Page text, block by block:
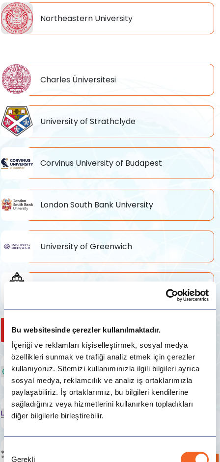
Bu websitesinde çerezler kullanılmaktadır.
İçeriği ve reklamları kişiselleştirmek, sosyal medya
özellikleri sunmak ve trafiği analiz etmek için çerezler
kullanıyoruz. Sitemizi kullanımınızla ilgili bilgileri ayrıca
sosyal medya, reklamcılık ve analiz iş ortaklarımızla
paylaşabiliriz. İş ortaklarımız, bu bilgileri kendilerine
sağladığınız veya hizmetlerini kullanırken topladıkları
diğer bilgilerle birleştirebilir.
Onay
Gerekli
Northeastern University
Charles Üniversitesi
University of Strathclyde
Corvinus University of Budapest
London South Bank University
University of Greenwich
King's College London
EU Business School
Wilfrid Laurier University